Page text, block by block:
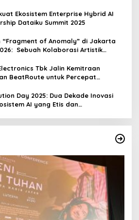
Ekosistem Enterprise Hybrid AI
Dataiku Summit 2025
“Fragment of Anomaly” di Jakarta
Sebuah Kolaborasi Artistik
‘R.AT.S’ LabTbk Jalin Kemitraan
BeatRoute untuk Percepat
Day 2025: Dua Dekade Inovasi
AI yang Etis dan